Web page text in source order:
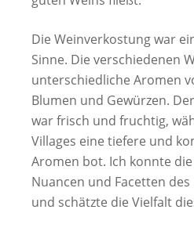
Die Weinverkostung war
Sinne. Die verschiedenen
unterschiedliche Aromen
Blumen und Gewürzen.
war frisch und fruchtig,
Villages eine tiefere und
Aromen bot. Ich konnte
Nuancen und Facetten
und schätzte die Vielfalt